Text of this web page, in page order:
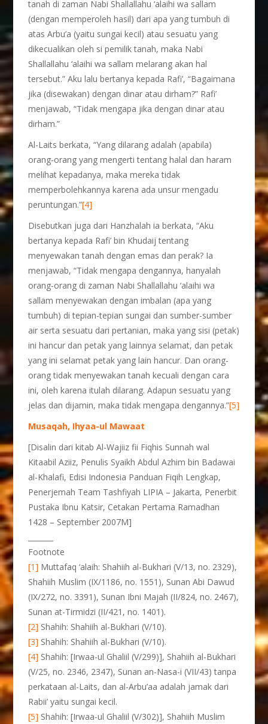
tanah di zaman Nabi Shallallahu ‘alaihi wa sallam
(dengan memperoleh hasil) dari apa yang tumbuh di
atas Arbu’a (yaitu sungai kecil) atau sesuatu yang
dikecualikan oleh si pemilik tanah, maka Nabi
Shallallahu ‘alaihi wa sallam melarang akan hal
tersebut.” Aku lalu bertanya kepada Rafi’, “Bagaimana
jika (disewakan) dengan dinar atau dirham?” Rafi’
menjawab, “Tidak mengapa jika dengan dinar atau
dirham.”
Al-Laits berkata, “Yang dilarang adalah (apabila)
orang-orang yang mengerti tentang halal dan haram
melihat kepadanya, maka mereka tidak
memperbolehkannya karena ada unsur mengadu
peruntungan.”[4]
Disebutkan juga dari Hanzhalah ia berkata, “Aku
bertanya kepada Rafi’ bin Khudaij tentang
menyewakan tanah dengan emas dan perak? Ia
menjawab, “Tidak mengapa dengannya, hanyalah
orang-orang di zaman Nabi Shallallahu ‘alaihi wa
sallam menyewakan dengan imbalan (apa yang
tumbuh) di tepian-tepian sungai dan sumber-sumber
air serta sesuatu dari pertanian, maka yang sisi (petak)
ini hancur dan petak yang lainnya selamat, dan petak
yang ini selamat petak yang lain hancur. Dan orang-
orang tidak menyewakan tanah kecuali dengan cara
ini, oleh karena itulah dilarang. Adapun sesuatu yang
jelas dan dijamin, maka tidak mengapa dengannya.”[5]
Musaqah, Ihyaa-ul Mawaat
[Disalin dari kitab Al-Wajiiz fii Fiqhis Sunnah wal
Kitaabil Aziiz, Penulis Syaikh Abdul Azhim bin Badawai
al-Khalafi, Edisi Indonesia Panduan Fiqih Lengkap,
Penerjemah Team Tashfiyah LIPIA – Jakarta, Penerbit
Pustaka Ibnu Katsir, Cetakan Pertama Ramadhan
1428 – September 2007M]
Footnote
[1] Muttafaq ‘alaih: Shahiih al-Bukhari (V/13, no. 2329),
Shahiih Muslim (IX/1186, no. 1551), Sunan Abi Dawud
(IX/272, no. 3391), Sunan Ibni Majah (II/824, no. 2467),
Sunan at-Tirmidzi (II/421, no. 1401).
[2] Shahih: Shahiih al-Bukhari (V/10).
[3] Shahih: Shahiih al-Bukhari (V/10).
[4] Shahih: [Irwaa-ul Ghaliil (V/299)], Shahiih al-Bukhari
(V/25, no. 2346, 2347), Sunan an-Nasa-i (VII/43) tanpa
perkataan al-Laits, dan al-Arbu’aa adalah jamak dari
Rabii’ yaitu sungai kecil.
[5] Shahih: [Irwaa-ul Ghaliil (V/302)], Shahiih Muslim